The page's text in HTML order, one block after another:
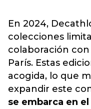
En 2024,
colecciones
colaboración
París. Estas
acogida, lo que
expandir este
se embarca en